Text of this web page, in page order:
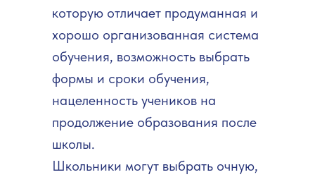
которую отличает продуманная и
хорошо организованная система
обучения, возможность выбрать
формы и сроки обучения,
нацеленность учеников на
продолжение образования после
школы.
Школьники могут выбрать очную,